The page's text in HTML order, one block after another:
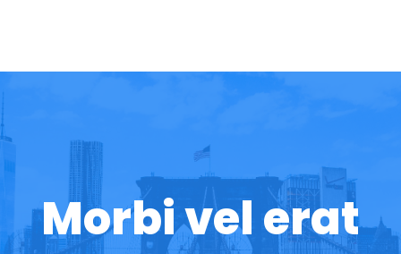
Morbi vel erat